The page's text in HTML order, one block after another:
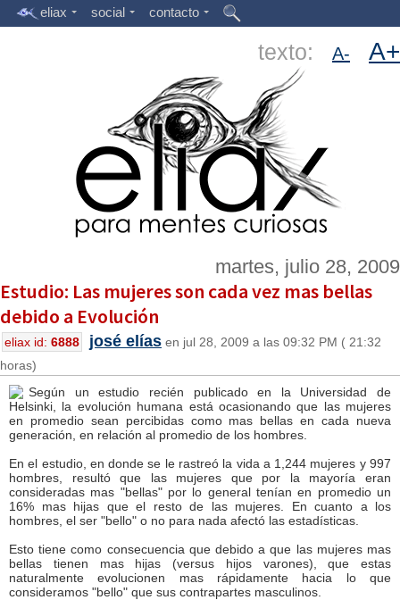
eliax social contacto
texto: A- A+
martes, julio 28, 2009
Estudio: Las mujeres son cada vez mas bellas
debido a Evolución
eliax id: 6888 josé elías en jul 28, 2009 a las 09:32 PM ( 21:32
horas)
Según un estudio recién publicado en la Universidad de
Helsinki, la evolución humana está ocasionando que las mujeres
en promedio sean percibidas como mas bellas en cada nueva
generación, en relación al promedio de los hombres.
En el estudio, en donde se le rastreó la vida a 1,244 mujeres y 997
hombres, resultó que las mujeres que por la mayoría eran
consideradas mas "bellas" por lo general tenían en promedio un
16% mas hijas que el resto de las mujeres. En cuanto a los
hombres, el ser "bello" o no para nada afectó las estadísticas.
Esto tiene como consecuencia que debido a que las mujeres mas
bellas tienen mas hijas (versus hijos varones), que estas
naturalmente evolucionen mas rápidamente hacia lo que
consideramos "bello" que sus contrapartes masculinos.